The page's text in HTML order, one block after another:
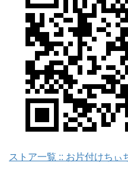
ストア一覧 :: お片付けちぃ